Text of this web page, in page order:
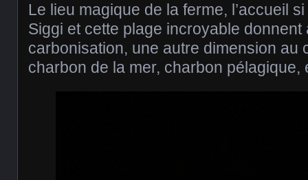
Le lieu magique de la ferme, l’accueil
Siggi et cette plage incroyable
carbonisation, une autre dimension au
charbon de la mer, charbon pélagique,